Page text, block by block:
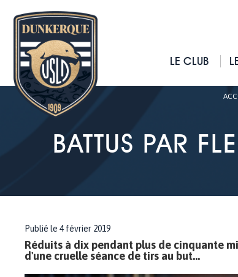
LE CLUB
BATTUS PAR
Publié le 4 février 2019
Réduits à dix pendant plus de cinquante
d'une cruelle séance de tirs au but...